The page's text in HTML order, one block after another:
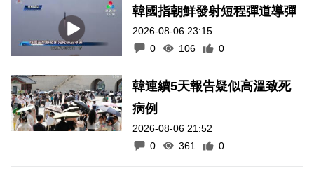
韓國指朝鮮發射短程彈道導彈
2026-08-06 23:15
0
106 0
韓連續5天報告疑似高溫致死
病例
2026-08-06 21:52
0
361 0